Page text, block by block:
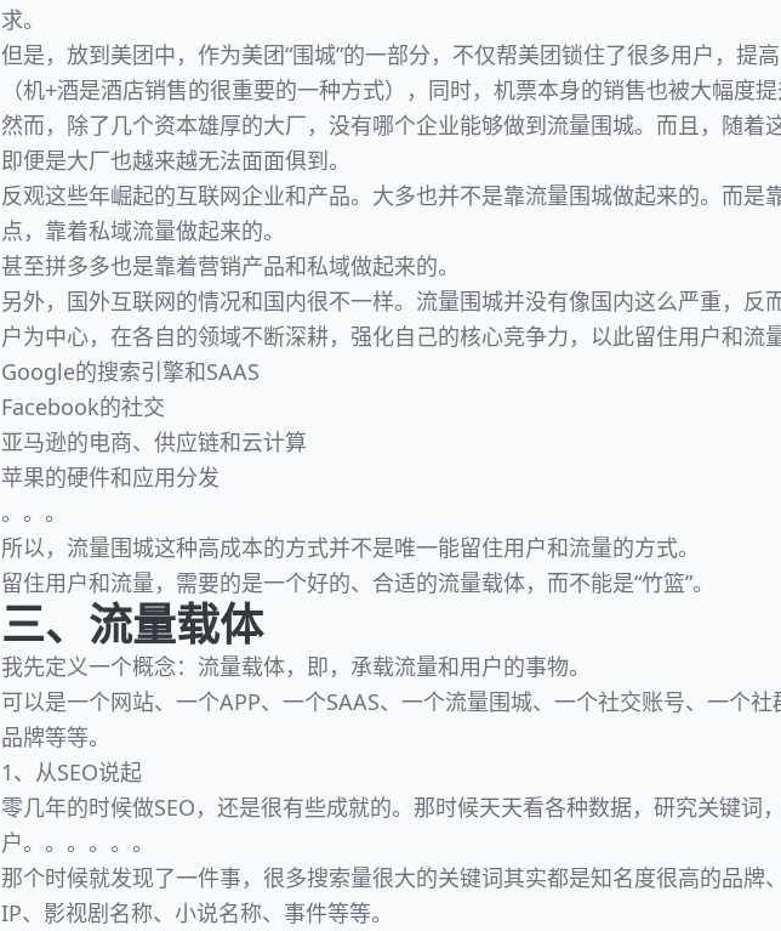
求。
但是，放到美团中，作为美团“围城”的一部分，不仅帮美团锁住了很多用户，提
（机+酒是酒店销售的很重要的一种方式），同时，机票本身的销售也被大幅度提
然而，除了几个资本雄厚的大厂，没有哪个企业能够做到流量围城。而且，随着
即便是大厂也越来越无法面面俱到。
反观这些年崛起的互联网企业和产品。大多也并不是靠流量围城做起来的。而是
点，靠着私域流量做起来的。
甚至拼多多也是靠着营销产品和私域做起来的。
另外，国外互联网的情况和国内很不一样。流量围城并没有像国内这么严重，反
户为中心，在各自的领域不断深耕，强化自己的核心竞争力，以此留住用户和流量
Google的搜索引擎和SAAS
Facebook的社交
亚马逊的电商、供应链和云计算
苹果的硬件和应用分发
。。。
所以，流量围城这种高成本的方式并不是唯一能留住用户和流量的方式。
留住用户和流量，需要的是一个好的、合适的流量载体，而不能是“竹篮”。
三、流量载体
我先定义一个概念：流量载体，即，承载流量和用户的事物。
可以是一个网站、一个APP、一个SAAS、一个流量围城、一个社交账号、一个
品牌等等。
1、从SEO说起
零几年的时候做SEO，还是很有些成就的。那时候天天看各种数据，研究关键词
户。。。。。。
那个时候就发现了一件事，很多搜索量很大的关键词其实都是知名度很高的品牌
IP、影视剧名称、小说名称、事件等等。